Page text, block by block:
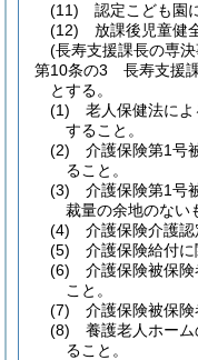
(11)
認定こども園
(12)
放課後児童健
(長寿支援課長の専
第10条の3
長寿支援
とする。
(1)
老人保健法に
すること。
(2)
介護保険第1号
ること。
(3)
介護保険第1号
裁量の余地のない
(4)
介護保険介護認
(5)
介護保険給付に
(6)
介護保険被保
こと。
(7)
介護保険被保険
(8)
養護老人ホー
ること。